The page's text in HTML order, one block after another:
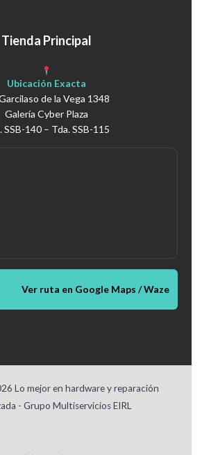
Tienda Principal
Ubicación Exacta
de la Vega 1348
Galería Cyber Plaza
SSB-140 – Tda. SSB-115
Ver ruta en Google Maps / Waze
Lo mejor en hardware y reparación
- Grupo Multiservicios EIRL